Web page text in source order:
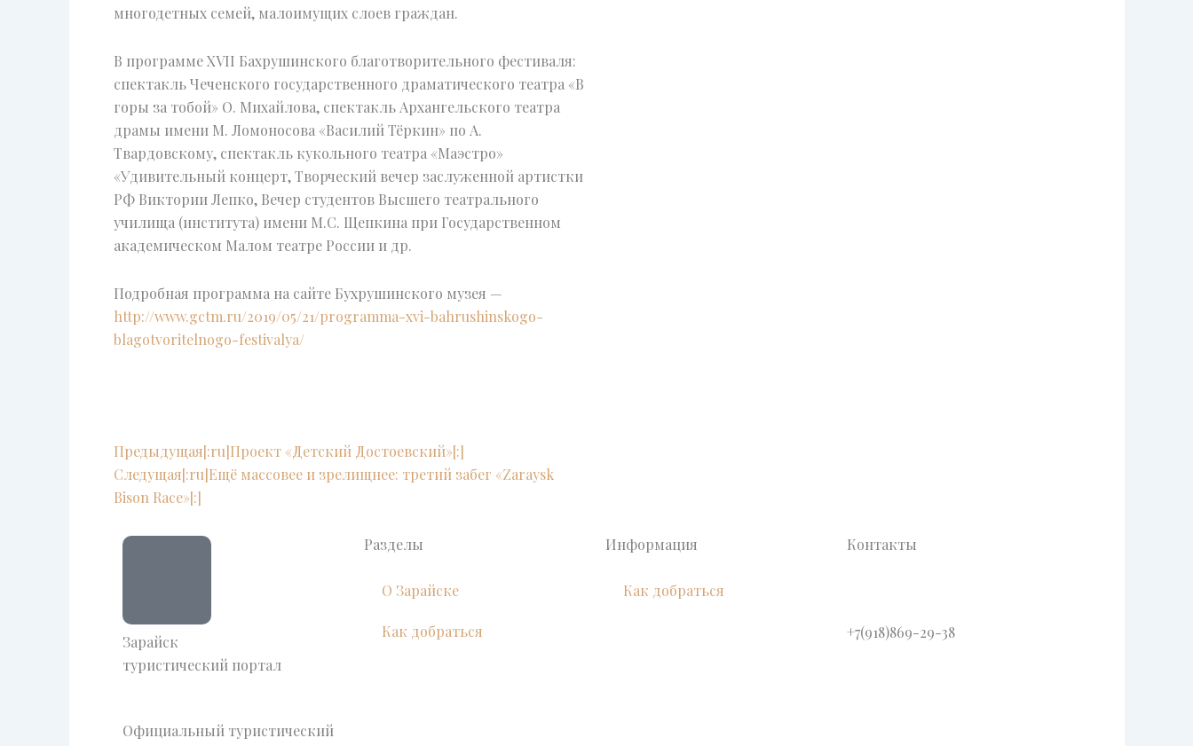
многодетных семей, малоимущих слоев граждан.
В программе XVII Бахрушинского благотворительного фестиваля:
спектакль Чеченского государственного драматического театра «В
горы за тобой» О. Михайлова, спектакль Архангельского театра
драмы имени М. Ломоносова «Василий Тёркин» по А.
Твардовскому, спектакль кукольного театра «Маэстро»
«Удивительный концерт, Творческий вечер заслуженной артистки
РФ Виктории Лепко, Вечер студентов Высшего театрального
училища (института) имени М.С. Щепкина при Государственном
академическом Малом театре России и др.
Подробная программа на сайте Бухрушинского музея —
http://www.gctm.ru/2019/05/21/programma-xvi-bahrushinskogo-
blagotvoritelnogo-festivalya/
Prev
Предыдущая[:ru]Проект «Детский Достоевский»[:]
Следущая[:ru]Ещё массовее и зрелищнее: третий забег «Zaraysk
Bison Race»[:]
Next
Зарайск
туристический портал
Официальный туристический
Разделы
О Зарайске
Как добраться
Информация
Как добраться
Контакты
+7(918)869-29-38